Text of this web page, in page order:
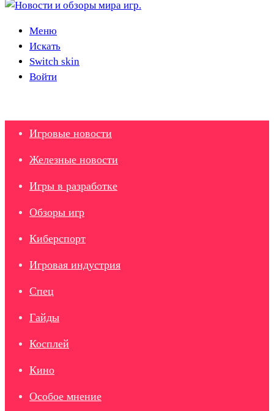
Меню
Искать
Switch skin
Войти
Игровые новости
Железные новости
Игры в разработке
Обзоры игр
Киберспорт
Игровая индустрия
Спец
Гайды
Косплей
Кино
Особое мнение